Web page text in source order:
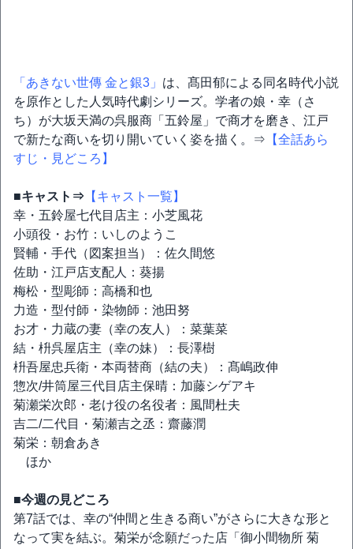
「あきない世傳 金と銀3」 は、髙田郁による同名時代小説
を原作とした人気時代劇シリーズ。学者の娘・幸（さ
ち）が大坂天満の呉服商「五鈴屋」で商才を磨き、江戸
で新たな商いを切り開いていく姿を描く。⇒ 【全話あら
すじ・見どころ】
■キャスト⇒ 【キャスト一覧】
幸・五鈴屋七代目店主：小芝風花
小頭役・お竹：いしのようこ
賢輔・手代（図案担当）：佐久間悠
佐助・江戸店支配人：葵揚
梅松・型彫師：高橋和也
力造・型付師・染物師：池田努
お才・力蔵の妻（幸の友人）：菜葉菜
結・枡呉屋店主（幸の妹）：長澤樹
枡吾屋忠兵衛・本両替商（結の夫）：髙嶋政伸
惣次/井筒屋三代目店主保晴：加藤シゲアキ
菊瀬栄次郎・老け役の名役者：風間杜夫
吉二/二代目・菊瀬吉之丞：齋藤潤
菊栄：朝倉あき
ほか
■今週の見どころ
第7話では、幸の“仲間と生きる商い”がさらに大きな形と
なって実を結ぶ。菊栄が念願だった店「御小間物所 菊